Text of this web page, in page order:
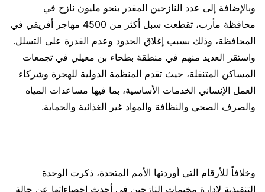
وبالإضافة إلى عدد النازحين المقدر بنحو مليون نازح في
محافظة مأرب، تقطعت سبل أكثر من 4500 مهاجر أفريقي في
المحافظة، وذلك بسبب إغلاق الحدود وعدم القدرة على التسلل.
واستقر العديد منهم في منطقة بطحاء بن معيلي في تجمعات
المساكن المتنقلة، حيث تقدم المنظمة الدولية للهجرة وشركاء
العمل الإنساني الخدمات الأساسية، بما فيها مساعدات المياه
والصرف الصحي والنظافة والمواد غير الغذائية والحماية.
وخلافاً للأرقام التي أوردتها الأمم المتحدة، ذكرت الوحدة
التنفيذية لإدارة مخيمات النازحين في أحدث إحصاءاتها عن حالة